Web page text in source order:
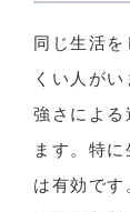
同じ生活を
くい人が
強さによる
ます。特
は有効です